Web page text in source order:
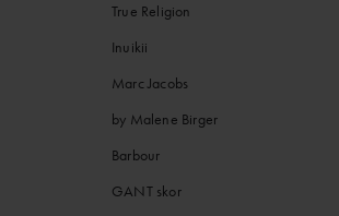
True Religion
Inuikii
Marc Jacobs
by Malene Birger
Barbour
GANT skor